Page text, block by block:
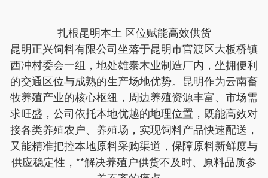
扎根昆明本土 区位赋能高效供货
昆明正兴饲料有限公司坐落于昆明市官渡区大板桥镇
西冲村委会一组，地处雄泰木业制造厂内，坐拥便利
的交通区位与成熟的生产场地优势。昆明作为云南畜
牧养殖产业的核心枢纽，周边养殖资源丰富、市场需
求旺盛，公司依托本地优越的地理位置，既能高效对
接各类养殖农户、养殖场，实现饲料产品快速配送，
又能精准把控本地原料采购渠道，保障原料新鲜度与
供应稳定性，**解决养殖户供货不及时、原料品质参